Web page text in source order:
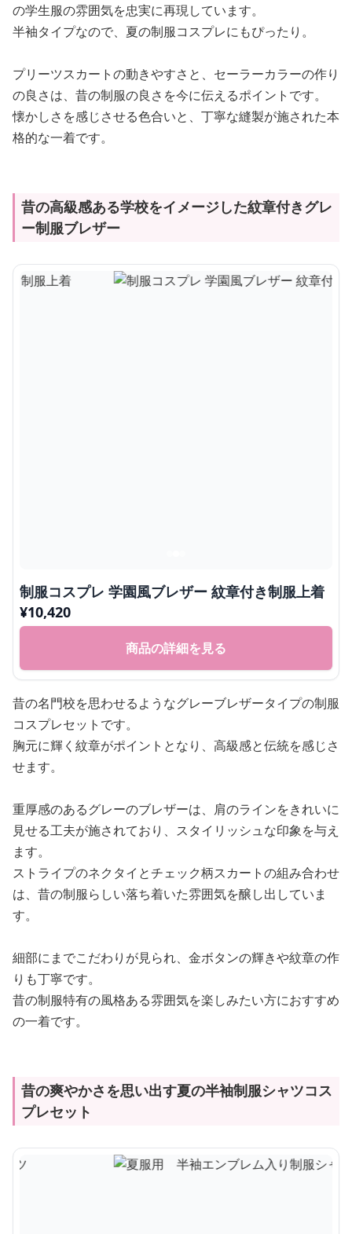
の学生服の雰囲気を忠実に再現しています。
半袖タイプなので、夏の制服コスプレにもぴったり。
プリーツスカートの動きやすさと、セーラーカラーの作り
の良さは、昔の制服の良さを今に伝えるポイントです。
懐かしさを感じさせる色合いと、丁寧な縫製が施された本
格的な一着です。
昔の高級感ある学校をイメージした紋章付きグレ
ー制服ブレザー
制服コスプレ 学園風ブレザー 紋章付き制服上着
¥10,420
商品の詳細を見る
昔の名門校を思わせるようなグレーブレザータイプの制服
コスプレセットです。
胸元に輝く紋章がポイントとなり、高級感と伝統を感じさ
せます。
重厚感のあるグレーのブレザーは、肩のラインをきれいに
見せる工夫が施されており、スタイリッシュな印象を与え
ます。
ストライプのネクタイとチェック柄スカートの組み合わせ
は、昔の制服らしい落ち着いた雰囲気を醸し出していま
す。
細部にまでこだわりが見られ、金ボタンの輝きや紋章の作
りも丁寧です。
昔の制服特有の風格ある雰囲気を楽しみたい方におすすめ
の一着です。
昔の爽やかさを思い出す夏の半袖制服シャツコス
プレセット